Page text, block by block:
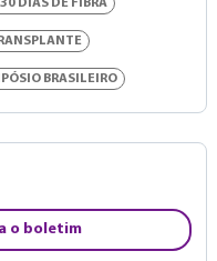
DIAS DE FIBRA
BRASILEIRO
o boletim